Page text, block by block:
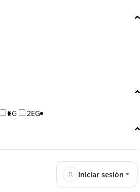
Iniciar sesión
EG 2EG